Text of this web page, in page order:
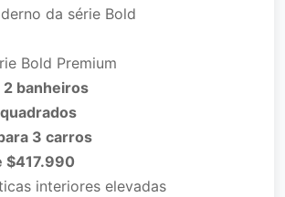
da série Bold
Bold Premium
banheiros
3 carros
$417.990
interiores elevadas